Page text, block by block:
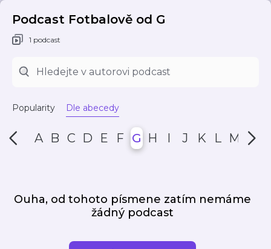
Podcast Fotbalově od G
1 podcast
Popularity Dle abecedy
A B C D E F G H I J K L M N
Ouha, od tohoto písmene zatím nemáme
žádný podcast